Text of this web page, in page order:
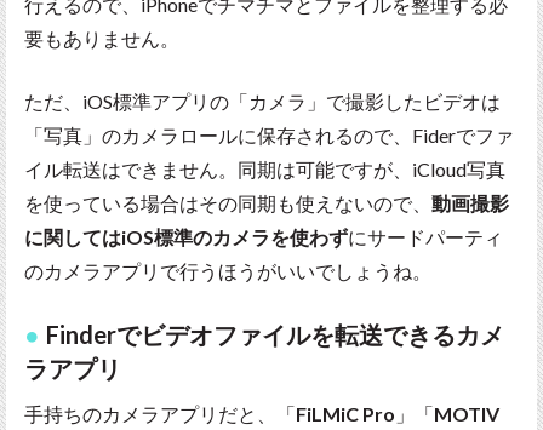
要もありません。
ただ、iOS標準アプリの「カメラ」で撮影したビデオは
「写真」のカメラロールに保存されるので、Fiderでファ
イル転送はできません。同期は可能ですが、iCloud写真
を使っている場合はその同期も使えないので、 動画撮影
に関してはiOS標準のカメラを使わずにサードパーティ
のカメラアプリで行うほうがいいでしょうね。
Finderでビデオファイルを転送できるカメ
ラアプリ
手持ちのカメラアプリだと、「FiLMiC Pro 」「MOTIV